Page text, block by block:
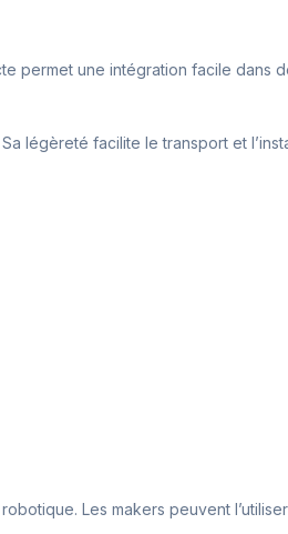
permet une intégration facile dans
légèreté facilite le transport et
Les makers peuvent